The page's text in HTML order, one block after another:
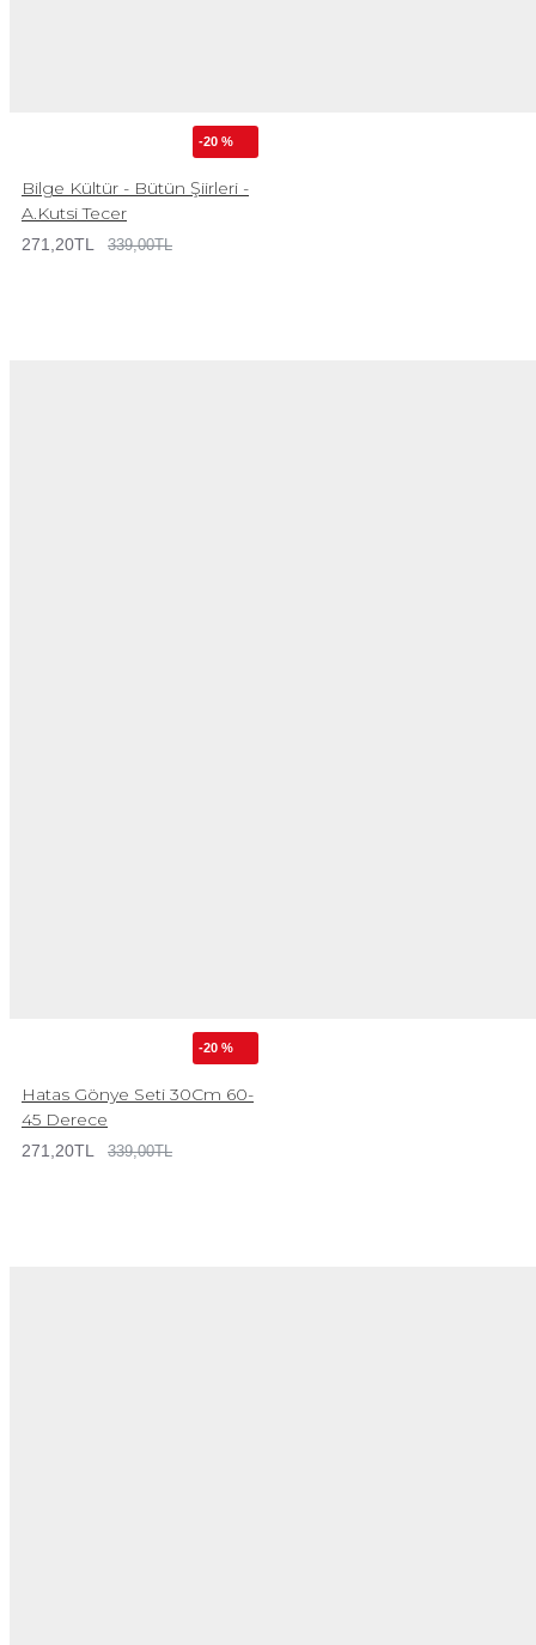
-20 %
Bilge Kültür - Bütün Şiirleri -
A.Kutsi Tecer
271,20TL 339,00TL
-20 %
Hatas Gönye Seti 30Cm 60-
45 Derece
271,20TL 339,00TL